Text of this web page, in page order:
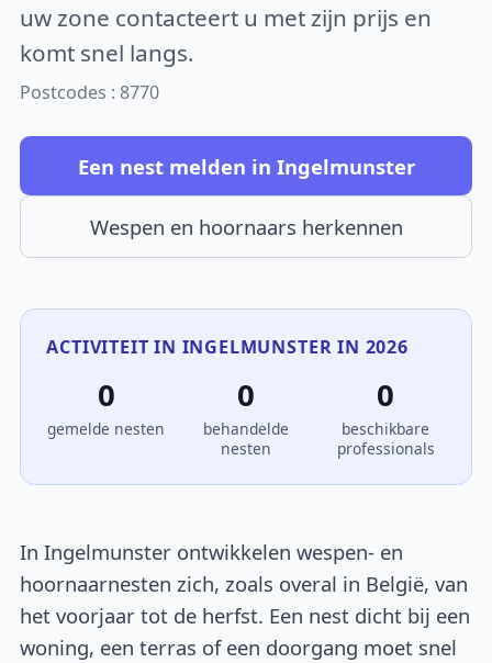
uw zone contacteert u met zijn prijs en
komt snel langs.
Postcodes : 8770
Een nest melden in Ingelmunster
Wespen en hoornaars herkennen
ACTIVITEIT IN INGELMUNSTER IN 2026
0
gemelde nesten
0
behandelde
nesten
0
beschikbare
professionals
In Ingelmunster ontwikkelen wespen- en
hoornaarnesten zich, zoals overal in België, van
het voorjaar tot de herfst. Een nest dicht bij een
woning, een terras of een doorgang moet snel